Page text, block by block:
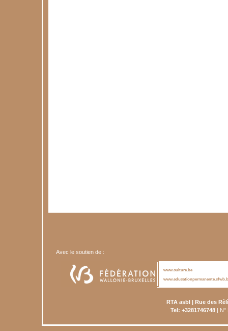
Avec le soutien de :
www.culture.be
RTA asbl | Rue des
Tel: +3281746748| N°